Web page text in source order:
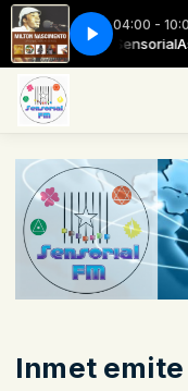
04:00 -
Equipe SensorialAs
Lugar Milton
Inmet